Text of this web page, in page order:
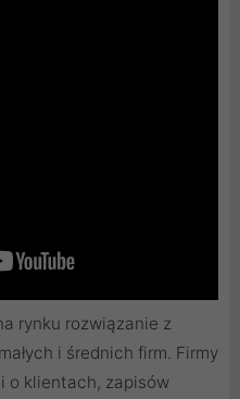
rynku rozwiązanie z
i średnich firm. Firmy
o klientach, zapisów